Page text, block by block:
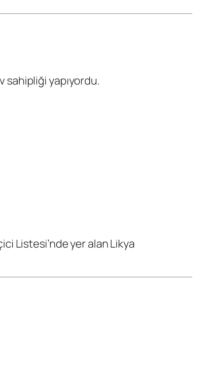
sahipliği yapıyordu.
Listesi’nde yer alan Likya